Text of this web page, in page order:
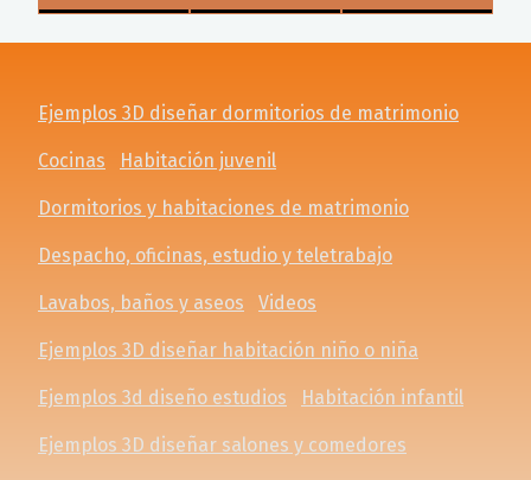
Ejemplos 3D diseñar dormitorios de matrimonio
Cocinas Habitación juvenil
Dormitorios y habitaciones de matrimonio
Despacho, oficinas, estudio y teletrabajo
Lavabos, baños y aseos Videos
Ejemplos 3D diseñar habitación niño o niña
Ejemplos 3d diseño estudios Habitación infantil
Ejemplos 3D diseñar salones y comedores